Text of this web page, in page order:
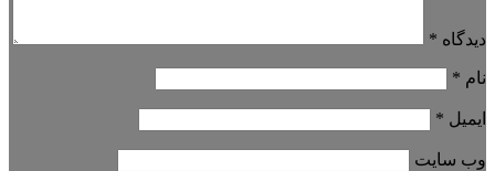
دیدگاه *
نام *
ایمیل *
وب‌ سایت